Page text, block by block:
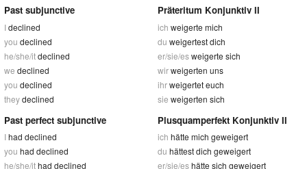
Past subjunctive
Ideclined
you declined
he/she/itdeclined
we declined
you declined
theydeclined
Präteritum Konjunktiv II
ich weigerte mich
du weigertest dich
er/sie/esweigerte sich
wirweigerten uns
ihrweigertet euch
sie weigerten sich
Past perfect subjunctive
Ihad declined
you had declined
he/she/ithad declined
Plusquamperfekt Konjunktiv II
ich hätte mich geweigert
du hättest dich geweigert
er/sie/eshätte sich geweigert